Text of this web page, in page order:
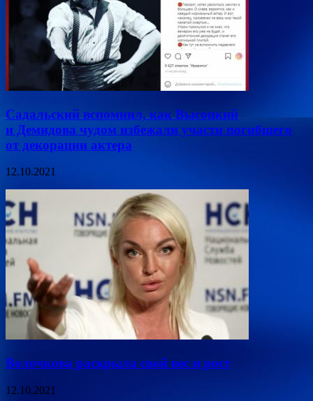
Садальский вспомнил, как Высоцкий
и Демидова чудом избежали участи погибшего
от декорации актера
12.10.2021
Волочкова раскрыла свой вес и рост
12.10.2021